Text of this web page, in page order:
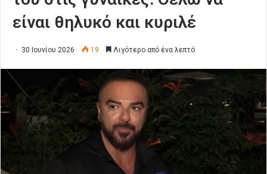
είναι θηλυκό και κυριλέ
30 Ιουνίου 2026 19 Λιγότερο από ένα λεπτό